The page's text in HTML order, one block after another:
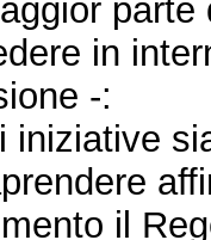
in
-:
iniziative
il